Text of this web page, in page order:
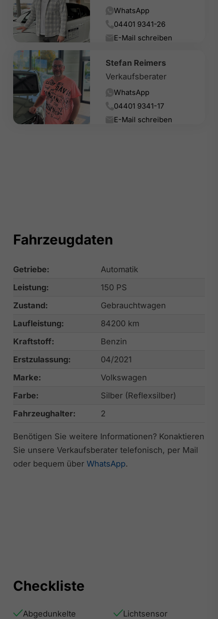
WhatsApp
04401 9341-26
E-Mail schreiben
Stefan Reimers
Verkaufsberater
WhatsApp
04401 9341-17
E-Mail schreiben
Fahrzeugdaten
Getriebe:
Automatik
Leistung:
150 PS
Zustand:
Gebrauchtwagen
Laufleistung:
84200 km
Kraftstoff:
Benzin
Erstzulassung:
04/2021
Marke:
Volkswagen
Farbe:
Silber (Reflexsilber)
Fahrzeughalter:
2
Benötigen Sie weitere Informationen? Konaktieren
Sie unsere Verkaufsberater telefonisch, per Mail
oder bequem über WhatsApp.
Checkliste
Abgedunkelte
Lichtsensor